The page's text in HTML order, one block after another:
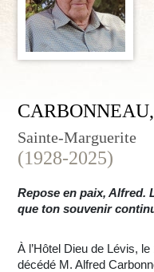
Sainte-Marguerite
(1928-2025)
Repose en paix, Alfred.
que ton souvenir
À l’Hôtel Dieu de Lévis,
décédé M. Alfred